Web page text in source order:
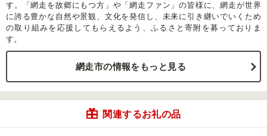
す。「網走を故郷にもつ方」や「網走ファン」の皆様に、網走が世界
に誇る豊かな自然や景観、文化を発信し、未来に引き継いでいくため
の取り組みを応援してもらえるよう、ふるさと寄附を募っておりま
す。
網走市の情報をもっと見る
関連するお礼の品